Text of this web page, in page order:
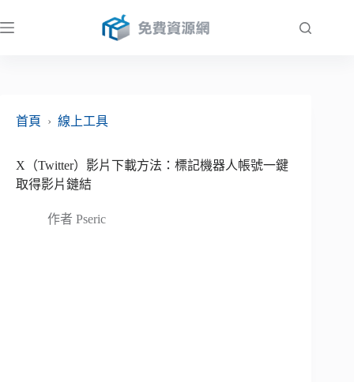
至
首頁
› 線上工具
X（Twitter）影片下載方法：標記機器人帳號一鍵
取得影片鏈結
作者 Pseric